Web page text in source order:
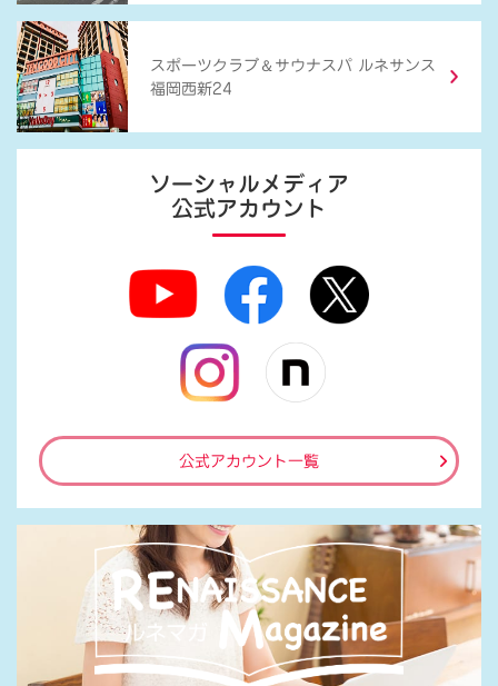
スポーツクラブ ＆ サウナスパ ルネサンス
福岡西新24
ソーシャルメディア
公式アカウント
公式アカウント一覧